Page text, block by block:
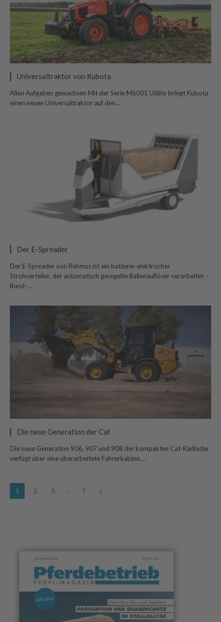
Universaltraktor von Kubota
Allen Aufgaben gewachsen Mit der Serie M6001 Utility bringt Kubota
einen neuen Universaltraktor auf den…
Der E-Spreader
Der E-Spreader von Rehmus ist ein batterie-elektrischer
Strohverteiler, der automatisch geregelte Ballenauflöser verarbeitet –
Rund-…
Die neue Generation der Cat
Die neue Generation 906, 907 und 908 der kompakten Cat-Radlader
verfügt über eine überarbeitete Fahrerkabine,…
1 2 3 … 7 Next